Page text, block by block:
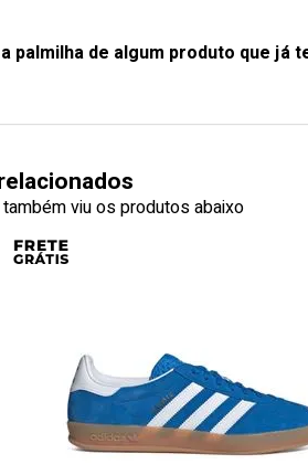
de algum produto que já
viu os produtos abaixo